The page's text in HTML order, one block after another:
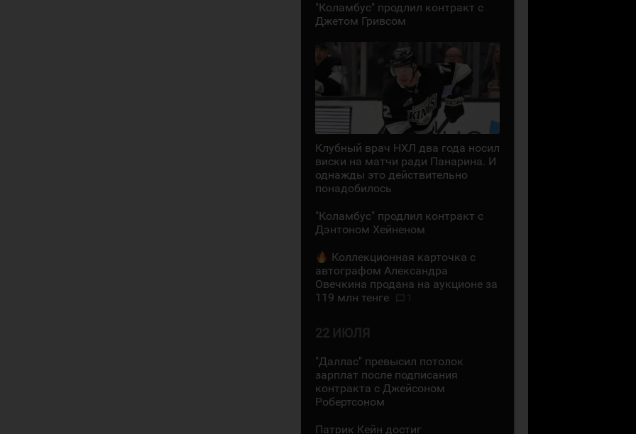
"Коламбус" продлил контракт с
Джетом Гривсом
Клубный врач НХЛ два года носил
виски на матчи ради Панарина. И
однажды это действительно
понадобилось
"Коламбус" продлил контракт с
Дэнтоном Хейненом
Коллекционная карточка с
автографом Александра
Овечкина продана на аукционе за
119 млн тенге
22 ИЮЛЯ
"Даллас" превысил потолок
зарплат после подписания
контракта с Джейсоном
Робертсоном
Патрик Кейн достиг